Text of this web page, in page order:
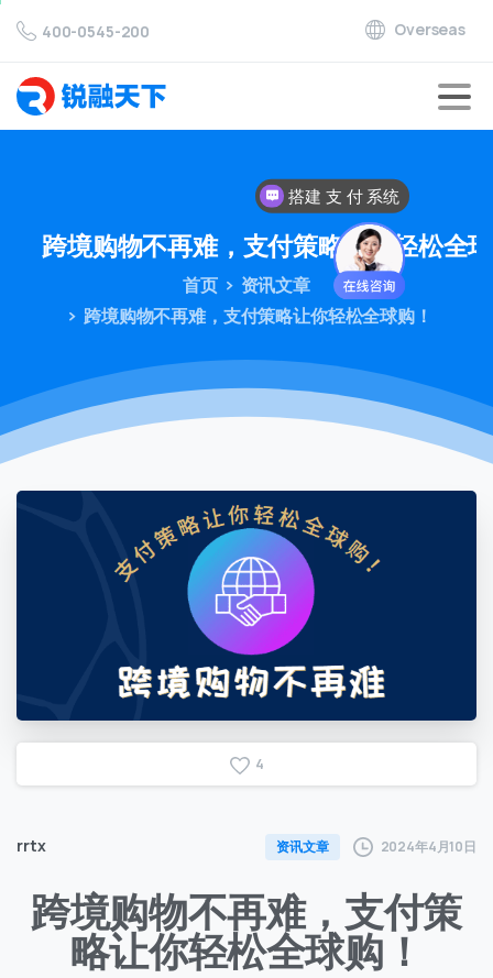
400-0545-200 Overseas
跨境购物不再难，支付策略让你轻松全
首页
资讯文章
跨境购物不再难，支付策略让你轻松全球购！
4
rrtx 资讯文章 2024年4月10日
跨境购物不再难，支付策
略让你轻松全球购！
搭建 支 付 系统